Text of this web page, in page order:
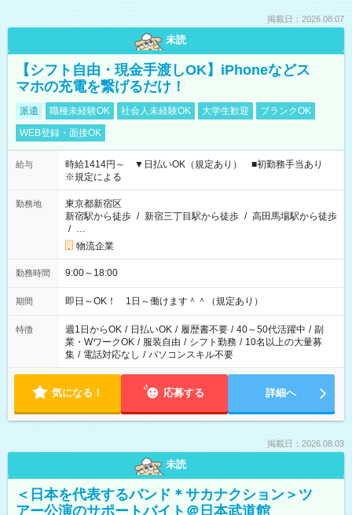
掲載日：2026.08.07
未読
【シフト自由・現金手渡しOK】iPhoneなどス
マホの充電を繋げるだけ！
派遣 職種未経験OK 社会人未経験OK 大学生歓迎
ブランクOK
WEB登録・面接OK
給与
時給1414円～ ▼日払いOK（規定あり） ■初勤務手当あり
※規定による
勤務地
東京都新宿区
新宿駅から徒歩 / 新宿三丁目駅から徒歩 / 高田馬場駅から徒歩
/ …
物流企業
勤務時間 9:00～18:00
期間 即日～OK！ 1日～働けます＾＾（規定あり）
特徴 週1日からOK / 日払いOK / 履歴書不要 / 40～50代活躍中 / 副
業・WワークOK / 服装自由 / シフト勤務 / 10名以上の大量募
集 / 電話対応なし / パソコンスキル不要
気になる！ 応募する 詳細へ
掲載日：2026.08.03
未読
＜日本を代表するバンド＊サカナクション＞ツ
アー公演のサポートバイト＠日本武道館